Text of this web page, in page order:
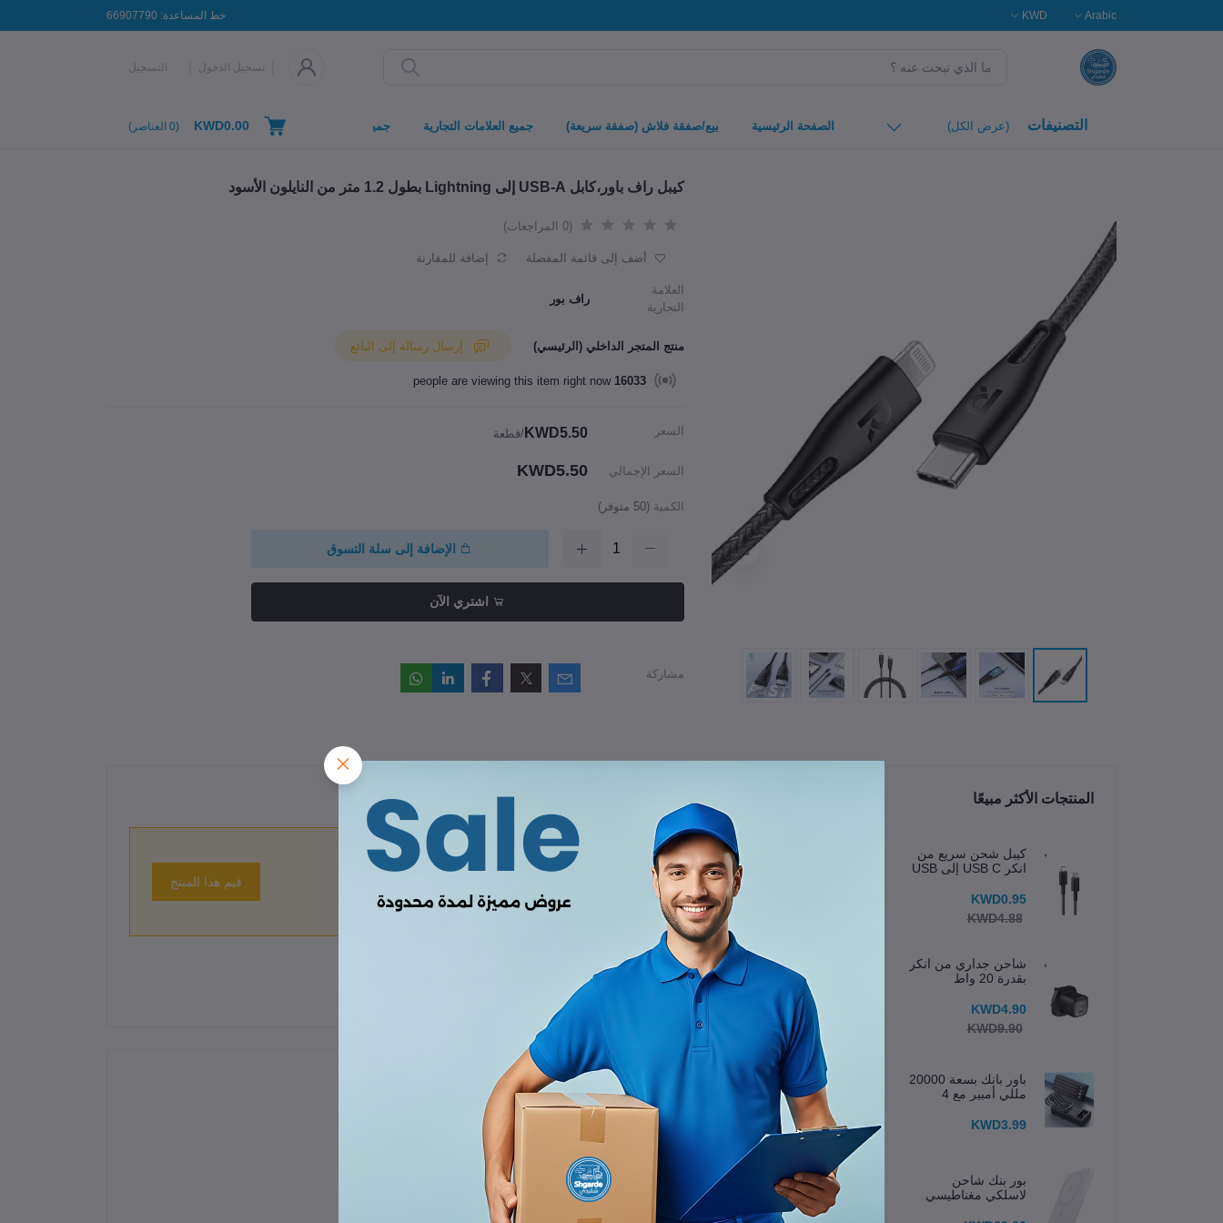
Arabic
KWD خط المساعدة: 66907790
تسجيل الدخول التسجيل
التصنيفات (عرض الكل) الصفحة الرئيسية بيع/صفقة فلاش (صفقة سريعة) جميع العلامات التجارية جميع التصنيفات KWD0.00
(
0 العناصر)
كيبل راف باور،كابل USB-A إلى Lightning بطول 1.2 متر من النايلون الأسود
(0 المراجعات)
أضف إلى قائمة المفضلة إضافة للمقارنة
العلامة
التجارية
راف بور
منتج المتجر الداخلي (الرئيسي)
16033
people are viewing this item right now
السعر KWD5.50 /قطعة
السعر الإجمالي KWD5.50
الكمية (
50 متوفر)
الإضافة إلى سلة التسوق
اشتري الآن
مشاركة
المنتجات الأكثر مبيعًا
كيبل شحن سريع من
انكر USB C إلى USB
KWD0.95
KWD4.88
شاحن جداري من انكر
بقدرة 20 واط
KWD4.90
KWD9.90
باور بانك بسعة 20000
مللي أمبير مع 4
عرض
KWD3.99
بور بنك شاحن
لاسلكي مغناطيسي
0.00 من أصل 5.0 قيم هذا المنتج
لا يوجد هناك مراجعات لهذا المنتج حتى الآن.
وصف
التفاصيل
العلامة التجارية راف باور (RAVPower)
الموديل RP-CB1017